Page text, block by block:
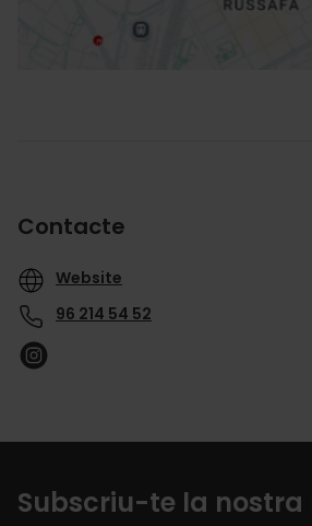
Contacte
Website
96 214 54 52
Subscriu-te la nostra